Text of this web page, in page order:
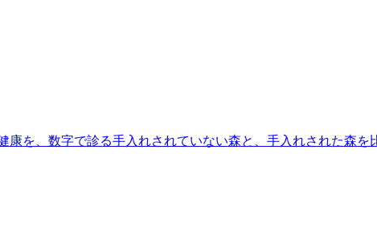
を、数字で診る手入れされていない森と、手入れされた森を